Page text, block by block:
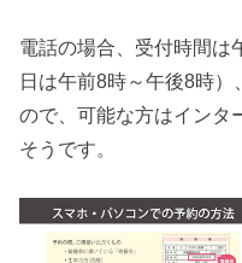
電話の場合、受付時間は
日は午前8時～午後8時
ので、可能な方はインタ
そうです。